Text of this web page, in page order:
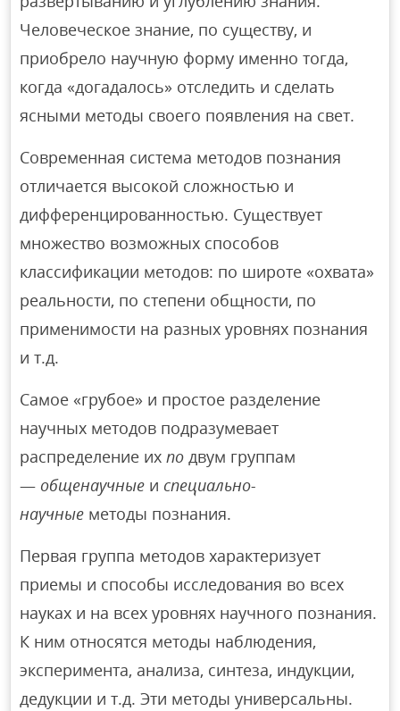
Человеческое знание, по существу, и
приобрело научную форму именно тогда,
когда «догадалось» отследить и сделать
ясными методы своего появления на свет.
Современная система методов познания
отличается высокой сложностью и
дифференцированностью. Существует
множество возможных способов
классификации методов: по широте «охвата»
реальности, по степени общности, по
применимости на разных уровнях познания
и т.д.
Самое «грубое» и простое разделение
научных методов подразумевает
распределение ихподвум группам
— общенаучные и специально-
научные методы познания.
Первая группа методов характеризует
приемы и способы исследования во всех
науках и на всех уровнях научного познания.
К ним относятся методы наблюдения,
эксперимента, анализа, синтеза, индукции,
дедукции и т.д. Эти методы универсальны.